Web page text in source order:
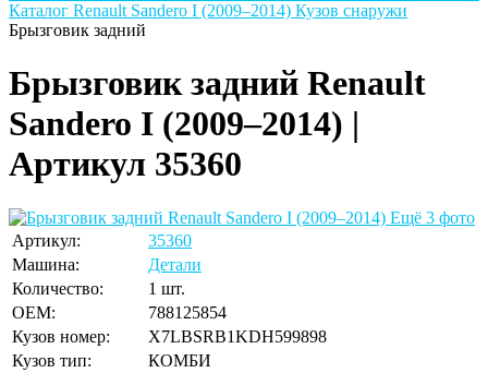
Каталог Renault Sandero I (2009–2014) Кузов снаружи
Брызговик задний
Брызговик задний Renault
Sandero I (2009–2014) |
Артикул 35360
Ещё 3 фото
Артикул:
35360
Машина:
Детали
Количество:
1 шт.
OEM:
788125854
Кузов номер:
X7LBSRB1KDH599898
Кузов тип:
КОМБИ